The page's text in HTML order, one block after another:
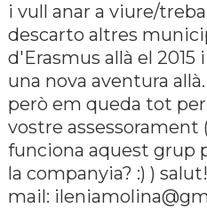
i vull anar a viure/
descarto altres
d'Erasmus allà el
una nova aventura
però em queda tot
vostre assessorament
funciona aquest grup
la companyia? :) ) salut!
mail: